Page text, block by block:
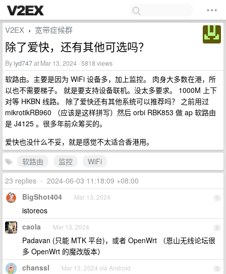
V2EX › 宽带症候群
除了爱快，还有其他可选吗？
Byiyd747at Mar 13, 2024 · 5818 views
软路由。主要是因为 WiFi 设备多，加上监控。 肉身大多数在港，所
以也不需要梯子。 就是要支持设备联机。没太多要求。 1000M 上下
对等 HKBN 线路。 除了爱快还有其他系统可以推荐吗？ 之前用过
mikrotikRB960 （应该是这样拼写）然后 orbi RBK853 做 ap 软路由
是 J4125 。很多年前众筹买的。
爱快也没什么不妥，就是感觉不太适合香港用。
软路由
监控
WiFi
23 replies • 2024-06-03 11:18:09 +08:00
1
BigShot404 Mar 13, 2024
istoreos
2
caola Mar 13, 2024
Padavan (只能 MTK 平台)，或者 OpenWrt （恩山无线论坛很
多 OpenWrt 的魔改版本）
3
chanssl Mar 13, 2024 via Android